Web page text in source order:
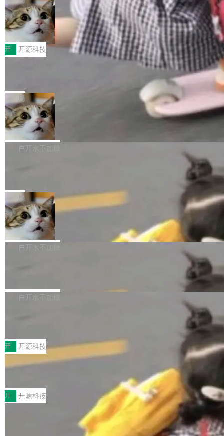
哪些组合有效，作者说，你得靠"文档、校验、或
者部落知识"。 换个写法。Rust 的 enum，两个
变体：Switchable...
有科技公司做的一样。只不过，实际上它不一
样。这是 Sandstorm.io 的重制版，我十年前的
那个创业公司。不同的是，这次它构建在 Cloudf
lare Workers 上——我花了九年时间搭建的平台
——并且深度集成了 AI。这基本上是我十年秘密
Workers 和 Durable Objects 的守护进程。 设
计思路很直接：每个对象是一个独立的 SQLite
数据库，按名称寻址，复制到你自己的 S3 兼容
存储库里。节点之间只通过这个存储库协调——
没有控制平面，没有共识协议。每个对象自带一
个小型数据库，应用天然按分片构建，单个数据
库的竞争和爆炸半径问题在设计层面就被消除
了。 闲置的 cell 会休眠到几乎不占资源。当 cel
l 迁移或唤醒时，新宿主从 S3 恢复 SQLite 数据
库继续执行。存储库是持久化的唯一真相...
鲁大师7月新机性能/流畅/AI榜：vivo夺
性能、流畅双第一，三星Galaxy Z系列
新折叠缺席
2026年7月的手机市场，由于存储等硬件成本暴
增，手机厂商的日子也不好过啊，新机速度明显
放缓，因此硝烟味淡了许多。新机参数规格除开
高价的三星折叠（三星Galaxy Z Fold8 Ultra / Z
Fold8 / Z Flip8）外，其余要么是中低端机器，
例如iQOO Z11i、REDMI Note 17、REDMI No
te 17 Pro、OPPO K15，要么是vivo X300 E这
样的次旗舰。 Galaxy Z Fold8 Ultra / Z Fold8 /
Z Flip8三款折叠屏新机均在7月22日发布，且全
部搭载骁龙8 Elite Gen5 for Galaxy，它们本该
开 开源科技
Zed 编辑器团队发布了新项目——DeltaDB，一
个在 git commit 之间记录每一次编辑操作的版
本控制系统。目前处于 Early Access 阶段。 De
ltaDB 的核心思路直接写在 landing page 最显
眼的位置：「Software is made between com
mits」——软件是在 commit 之间写出来的。git
是把这段空隙补上。 回退到任何一次编辑：Delt
aDB 捕获 commit 之间的每一次操作，...
局
SpaceXAI 单季资本开支达 183 亿美元
根据风险投资人Tomer Tunguz 博客（VC 分
析）披露的最新分析与第二季度业绩报告，Spac
微软同期总资本开支的四成。 与亚马逊、Alpha
bet、微软以及 Meta 等传统科技巨头相比，Spa
ceXAI的资金消耗速度尤为引人瞩目。然而，支
撑庞大支出的资金来源却呈现出截然不同的面
貌。数据显示，微软和 Meta 主要依托充沛的经
白开水不加糖
一个在终端里运行的编程 agent；Muse Spark
1.2，驱动这个 agent 的新模型。一句话概括：
你可以用 curl -fsSL https://dev.meta.ai/install.
sh | bash 安装一个能在大项目里自动规划、写
代码、验证结果的 AI 终端工具。 据介绍，Muse
个主 agent 循环，外加一组后台 agent。这些后
局
美团开源 LoHoSearch，用知识图谱校
准 AI 能力认知
机器出题的前提，是让机器拥有全局视野。整个
构建流程可以分为四个环节：建图 → 控制难度
白开水不加糖
库，并将作为transport接入Mooncake TENT。
MPComm将作为一种传输引擎接入Mooncake T
ENT，实现零拷贝传输性能提升30%、非零拷贝
传输性能最高提升5倍。UCL-MPComm底层基
于自研UCL-Engine通信引擎，后续腾讯网平将
持续开源更多基于UCL-Engine的高性能通信组
件。 腾讯网平团队在UCL-MPComm中实现了一
个独立于业务线程的全局通信引擎（Engine），
白开水不加糖
型案例入选名单》，深信服“面向企业研发场景的
开源 AI 编程平台 CoStrict 应用”凭借卓越的技术
创新与落地成效成功入选。 全链路私有化部署，
助力企业AI研发安全落地 当前，越来越多企业已
经开始引入 AI Coding 工具，通过调用公有云模
型或企业内部部署模型提升研发效率。但随着 AI
Coding 从个人辅助工具逐步走向团队级、组织
级应用，企业在规模化落地过程中，对安全性、
开 开源科技
深信服AI算力网关入选工信部人工智能
前不久，工业和信息化部正式发布《2025年人工
智能应用典型案例名单》，集中展示人工智能在
各领域的应用成果，覆盖技术底座、行业赋能、
产品应用、支撑保障、专题等五大方向。深信服
AI算力网关（AI创新平台）成功入选！ 随着各行
开 开源科技
Jeff Dean 离开 Google：一个时代的结
束，一个实验室的开始
Google 员工编号 20。MapReduce 作者之一。